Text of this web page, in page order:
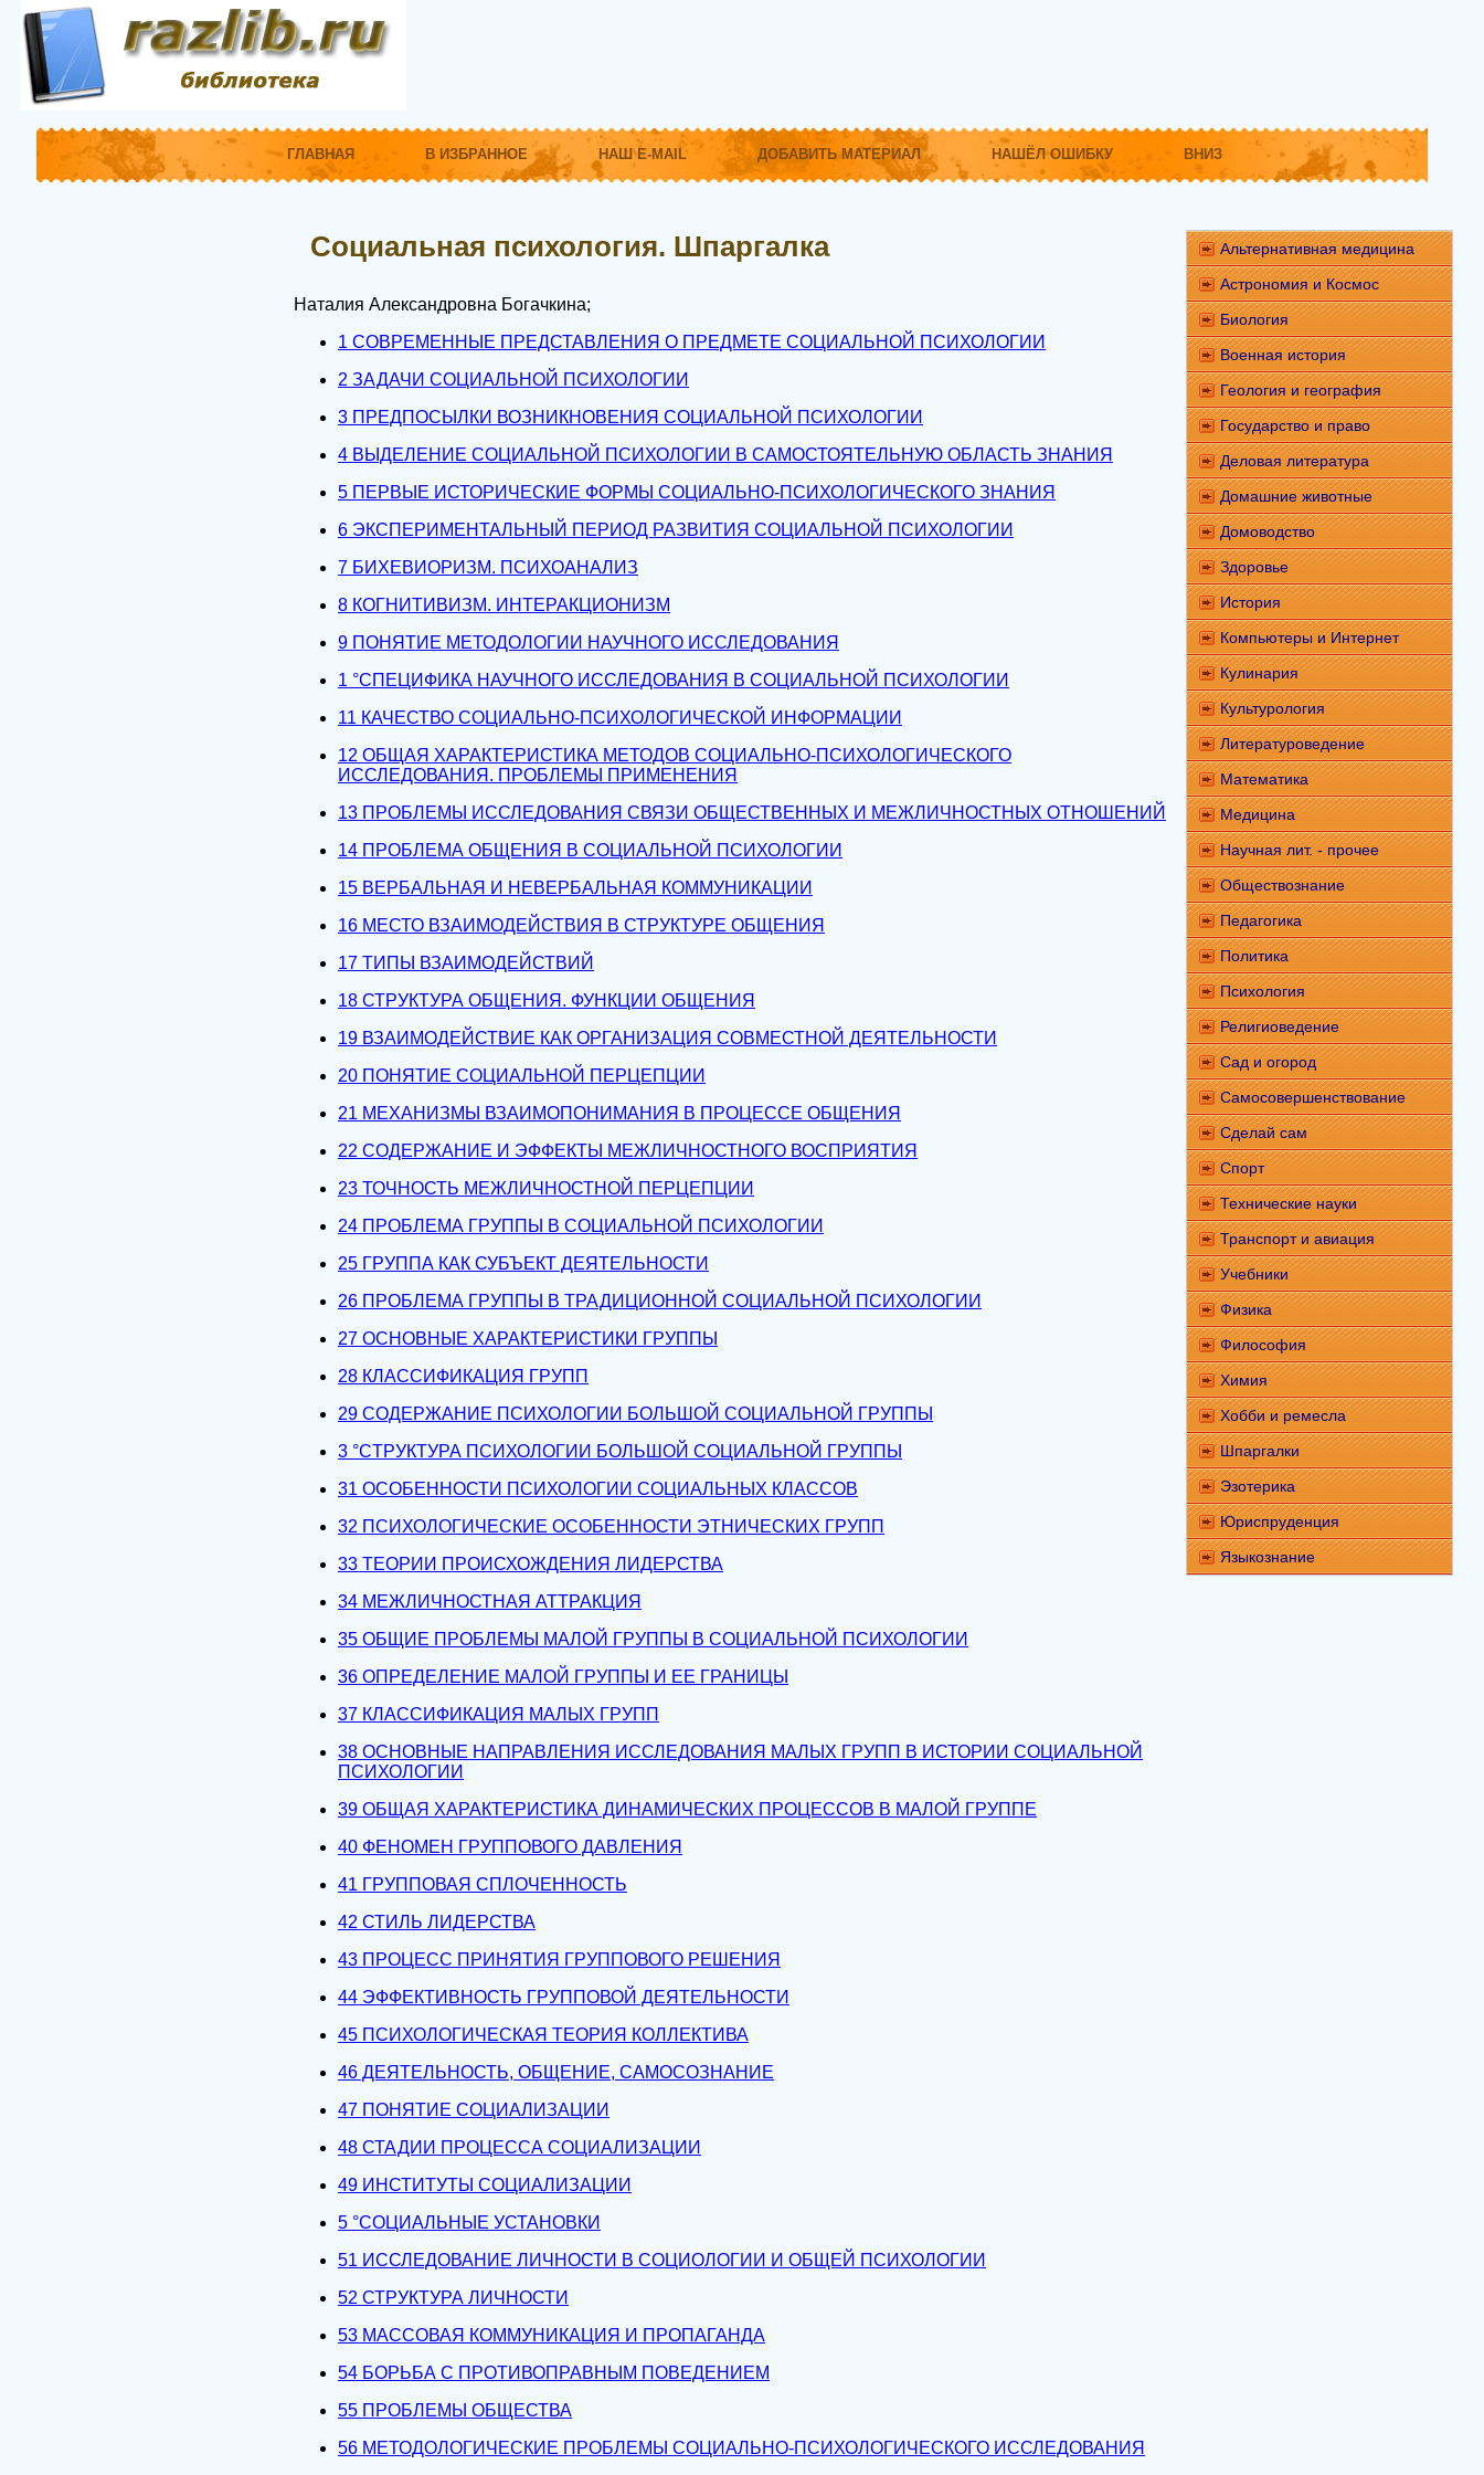
ГЛАВНАЯ В ИЗБРАННОЕ НАШ E-MAIL ДОБАВИТЬ МАТЕРИАЛ НАШЁЛ ОШИБКУ ВНИЗ
Социальная психология. Шпаргалка
Наталия Александровна Богачкина;
1 СОВРЕМЕННЫЕ ПРЕДСТАВЛЕНИЯ О ПРЕДМЕТЕ СОЦИАЛЬНОЙ ПСИХОЛОГИИ
2 ЗАДАЧИ СОЦИАЛЬНОЙ ПСИХОЛОГИИ
3 ПРЕДПОСЫЛКИ ВОЗНИКНОВЕНИЯ СОЦИАЛЬНОЙ ПСИХОЛОГИИ
4 ВЫДЕЛЕНИЕ СОЦИАЛЬНОЙ ПСИХОЛОГИИ В САМОСТОЯТЕЛЬНУЮ ОБЛАСТЬ ЗНАНИЯ
5 ПЕРВЫЕ ИСТОРИЧЕСКИЕ ФОРМЫ СОЦИАЛЬНО-ПСИХОЛОГИЧЕСКОГО ЗНАНИЯ
6 ЭКСПЕРИМЕНТАЛЬНЫЙ ПЕРИОД РАЗВИТИЯ СОЦИАЛЬНОЙ ПСИХОЛОГИИ
7 БИХЕВИОРИЗМ. ПСИХОАНАЛИЗ
8 КОГНИТИВИЗМ. ИНТЕРАКЦИОНИЗМ
9 ПОНЯТИЕ МЕТОДОЛОГИИ НАУЧНОГО ИССЛЕДОВАНИЯ
1 °CПЕЦИФИКА НАУЧНОГО ИССЛЕДОВАНИЯ В СОЦИАЛЬНОЙ ПСИХОЛОГИИ
11 КАЧЕСТВО СОЦИАЛЬНО-ПСИХОЛОГИЧЕСКОЙ ИНФОРМАЦИИ
12 ОБЩАЯ ХАРАКТЕРИСТИКА МЕТОДОВ СОЦИАЛЬНО-ПСИХОЛОГИЧЕСКОГО
ИССЛЕДОВАНИЯ. ПРОБЛЕМЫ ПРИМЕНЕНИЯ
13 ПРОБЛЕМЫ ИССЛЕДОВАНИЯ СВЯЗИ ОБЩЕСТВЕННЫХ И МЕЖЛИЧНОСТНЫХ ОТНОШЕНИЙ
14 ПРОБЛЕМА ОБЩЕНИЯ В СОЦИАЛЬНОЙ ПСИХОЛОГИИ
15 ВЕРБАЛЬНАЯ И НЕВЕРБАЛЬНАЯ КОММУНИКАЦИИ
16 МЕСТО ВЗАИМОДЕЙСТВИЯ В СТРУКТУРЕ ОБЩЕНИЯ
17 ТИПЫ ВЗАИМОДЕЙСТВИЙ
18 СТРУКТУРА ОБЩЕНИЯ. ФУНКЦИИ ОБЩЕНИЯ
19 ВЗАИМОДЕЙСТВИЕ КАК ОРГАНИЗАЦИЯ СОВМЕСТНОЙ ДЕЯТЕЛЬНОСТИ
20 ПОНЯТИЕ СОЦИАЛЬНОЙ ПЕРЦЕПЦИИ
21 МЕХАНИЗМЫ ВЗАИМОПОНИМАНИЯ В ПРОЦЕССЕ ОБЩЕНИЯ
22 СОДЕРЖАНИЕ И ЭФФЕКТЫ МЕЖЛИЧНОСТНОГО ВОСПРИЯТИЯ
23 ТОЧНОСТЬ МЕЖЛИЧНОСТНОЙ ПЕРЦЕПЦИИ
24 ПРОБЛЕМА ГРУППЫ В СОЦИАЛЬНОЙ ПСИХОЛОГИИ
25 ГРУППА КАК СУБЪЕКТ ДЕЯТЕЛЬНОСТИ
26 ПРОБЛЕМА ГРУППЫ В ТРАДИЦИОННОЙ СОЦИАЛЬНОЙ ПСИХОЛОГИИ
27 ОСНОВНЫЕ ХАРАКТЕРИСТИКИ ГРУППЫ
28 КЛАССИФИКАЦИЯ ГРУПП
29 СОДЕРЖАНИЕ ПСИХОЛОГИИ БОЛЬШОЙ СОЦИАЛЬНОЙ ГРУППЫ
3 °CТРУКТУРА ПСИХОЛОГИИ БОЛЬШОЙ СОЦИАЛЬНОЙ ГРУППЫ
31 ОСОБЕННОСТИ ПСИХОЛОГИИ СОЦИАЛЬНЫХ КЛАССОВ
32 ПСИХОЛОГИЧЕСКИЕ ОСОБЕННОСТИ ЭТНИЧЕСКИХ ГРУПП
33 ТЕОРИИ ПРОИСХОЖДЕНИЯ ЛИДЕРСТВА
34 МЕЖЛИЧНОСТНАЯ АТТРАКЦИЯ
35 ОБЩИЕ ПРОБЛЕМЫ МАЛОЙ ГРУППЫ В СОЦИАЛЬНОЙ ПСИХОЛОГИИ
36 ОПРЕДЕЛЕНИЕ МАЛОЙ ГРУППЫ И ЕЕ ГРАНИЦЫ
37 КЛАССИФИКАЦИЯ МАЛЫХ ГРУПП
38 ОСНОВНЫЕ НАПРАВЛЕНИЯ ИССЛЕДОВАНИЯ МАЛЫХ ГРУПП В ИСТОРИИ СОЦИАЛЬНОЙ
ПСИХОЛОГИИ
39 ОБЩАЯ ХАРАКТЕРИСТИКА ДИНАМИЧЕСКИХ ПРОЦЕССОВ В МАЛОЙ ГРУППЕ
40 ФЕНОМЕН ГРУППОВОГО ДАВЛЕНИЯ
41 ГРУППОВАЯ СПЛОЧЕННОСТЬ
42 СТИЛЬ ЛИДЕРСТВА
43 ПРОЦЕСС ПРИНЯТИЯ ГРУППОВОГО РЕШЕНИЯ
44 ЭФФЕКТИВНОСТЬ ГРУППОВОЙ ДЕЯТЕЛЬНОСТИ
45 ПСИХОЛОГИЧЕСКАЯ ТЕОРИЯ КОЛЛЕКТИВА
46 ДЕЯТЕЛЬНОСТЬ, ОБЩЕНИЕ, САМОСОЗНАНИЕ
47 ПОНЯТИЕ СОЦИАЛИЗАЦИИ
48 СТАДИИ ПРОЦЕССА СОЦИАЛИЗАЦИИ
49 ИНСТИТУТЫ СОЦИАЛИЗАЦИИ
5 °CОЦИАЛЬНЫЕ УСТАНОВКИ
51 ИССЛЕДОВАНИЕ ЛИЧНОСТИ В СОЦИОЛОГИИ И ОБЩЕЙ ПСИХОЛОГИИ
52 СТРУКТУРА ЛИЧНОСТИ
53 МАССОВАЯ КОММУНИКАЦИЯ И ПРОПАГАНДА
54 БОРЬБА С ПРОТИВОПРАВНЫМ ПОВЕДЕНИЕМ
55 ПРОБЛЕМЫ ОБЩЕСТВА
56 МЕТОДОЛОГИЧЕСКИЕ ПРОБЛЕМЫ СОЦИАЛЬНО-ПСИХОЛОГИЧЕСКОГО ИССЛЕДОВАНИЯ
Альтернативная медицина
Астрономия и Космос
Биология
Военная история
Геология и география
Государство и право
Деловая литература
Домашние животные
Домоводство
Здоровье
История
Компьютеры и Интернет
Кулинария
Культурология
Литературоведение
Математика
Медицина
Научная лит. - прочее
Обществознание
Педагогика
Политика
Психология
Религиоведение
Сад и огород
Самосовершенствование
Сделай сам
Спорт
Технические науки
Транспорт и авиация
Учебники
Физика
Философия
Химия
Хобби и ремесла
Шпаргалки
Эзотерика
Юриспруденция
Языкознание